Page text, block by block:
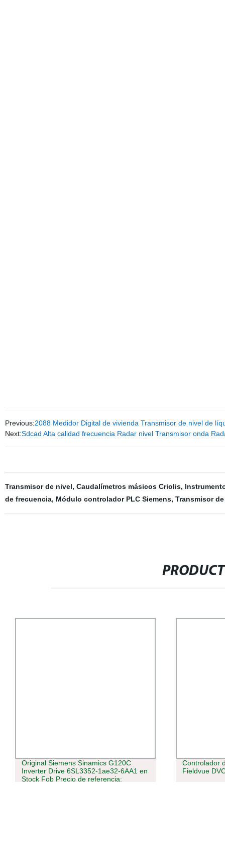
Previous:2088 Medidor Digital de vivienda Transmisor de nivel de
Next:Sdcad Alta calidad frecuencia Radar nivel Transmisor onda
Transmisor de nivel, Caudalímetros másicos Criolis,
de frecuencia, Módulo controlador PLC Siemens, Transmisor
Controlador de válvula digital Fisher
Fieldvue DVC6200
de